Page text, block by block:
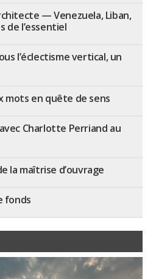
— Venezuela, Liban,
de l’essentiel
l’éclectisme vertical, un
mots en quête de sens
Charlotte Perriand au
la maîtrise d’ouvrage
fonds